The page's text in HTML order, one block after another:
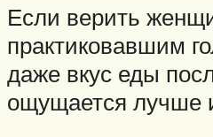
Если верить
практиковавшим
даже вкус еды
ощущается лучше